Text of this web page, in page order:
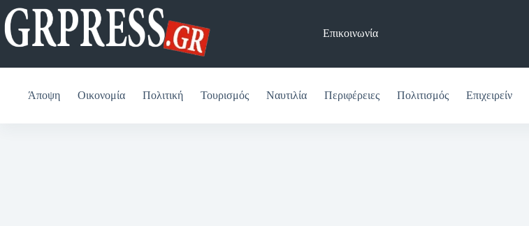
Μετάβαση
στο
περιεχόμενο
Επικοινωνία
Άποψη Οικονομία Πολιτική Τουρισμός Ναυτιλία Περιφέρειες Πολιτισμός Επιχειρείν